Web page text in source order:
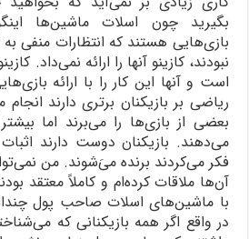
بگیرید چون اسلات ماشین‌ها
بازی‌هایی هستند که انتظارات منفی به
نبودند، کازینو آنها را ارائه نمی‌داد.
است و آنها این کار را با ارائه
ریاضی بر بازیکنان برتری دارند انجام
بعضی از بازی‌ها را می‌برند اما
می‌دهند. بازیکنان دوست دارند
فکر می‌کردند برنده میَ‌شوند. من
آن‌ها ملاقات کرده‌ام و کاملاً معتقد
با ماشین‌های اسلات صاحب پول
در واقع اگر همه بازیکنانی که